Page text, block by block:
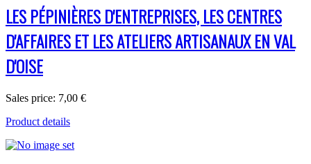
LES PÉPINIÈRES D'ENTREPRISES, LES CENTRES
D'AFFAIRES ET LES ATELIERS ARTISANAUX EN VAL
D'OISE
Sales price: 7,00 €
Product details